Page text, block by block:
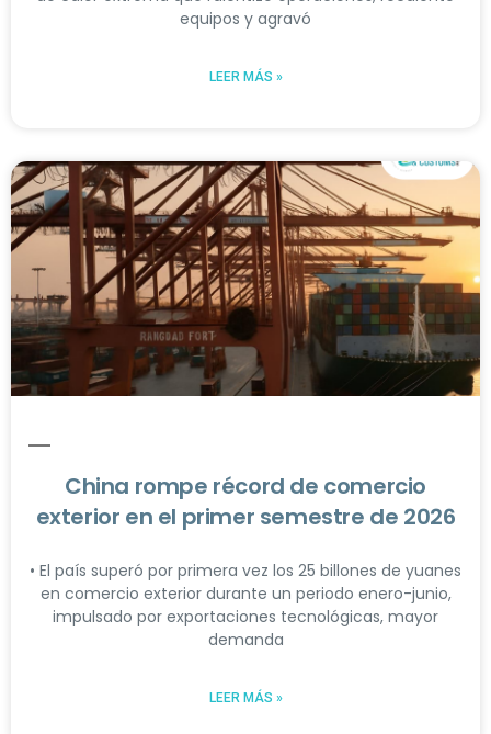
equipos y agravó
LEER MÁS »
China rompe récord de comercio
exterior en el primer semestre de 2026
• El país superó por primera vez los 25 billones de yuanes
en comercio exterior durante un periodo enero-junio,
impulsado por exportaciones tecnológicas, mayor
demanda
LEER MÁS »